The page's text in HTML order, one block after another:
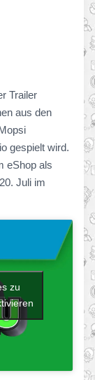
Trailer
aus den
gespielt wird.
eShop als
Juli im
zu